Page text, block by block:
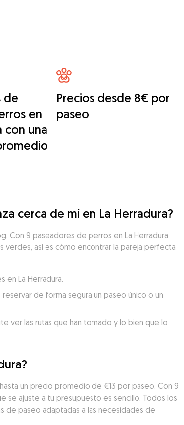
de
en
con una
Precios desde 8€ por
paseo
cerca de mí en La Herradura?
Con 9 paseadores de perros en La Herradura
verdes, así es cómo encontrar la pareja perfecta
en La Herradura.
de forma segura un paseo único o un
ver las rutas que han tomado y lo bien que lo
un precio promedio de €13 por paseo. Con 9
se ajuste a tu presupuesto es sencillo. Todos los
de paseo adaptadas a las necesidades de